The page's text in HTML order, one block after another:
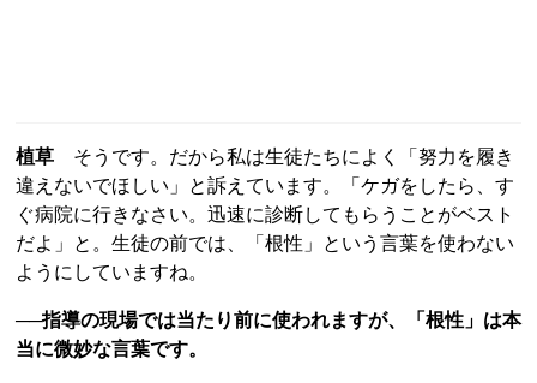
植草 そうです。だから私は生徒たちによく「努力を履き
違えないでほしい」と訴えています。「ケガをしたら、す
ぐ病院に行きなさい。迅速に診断してもらうことがベスト
だよ」と。生徒の前では、「根性」という言葉を使わない
ようにしていますね。
──指導の現場では当たり前に使われますが、「根性」は本
当に微妙な言葉です。